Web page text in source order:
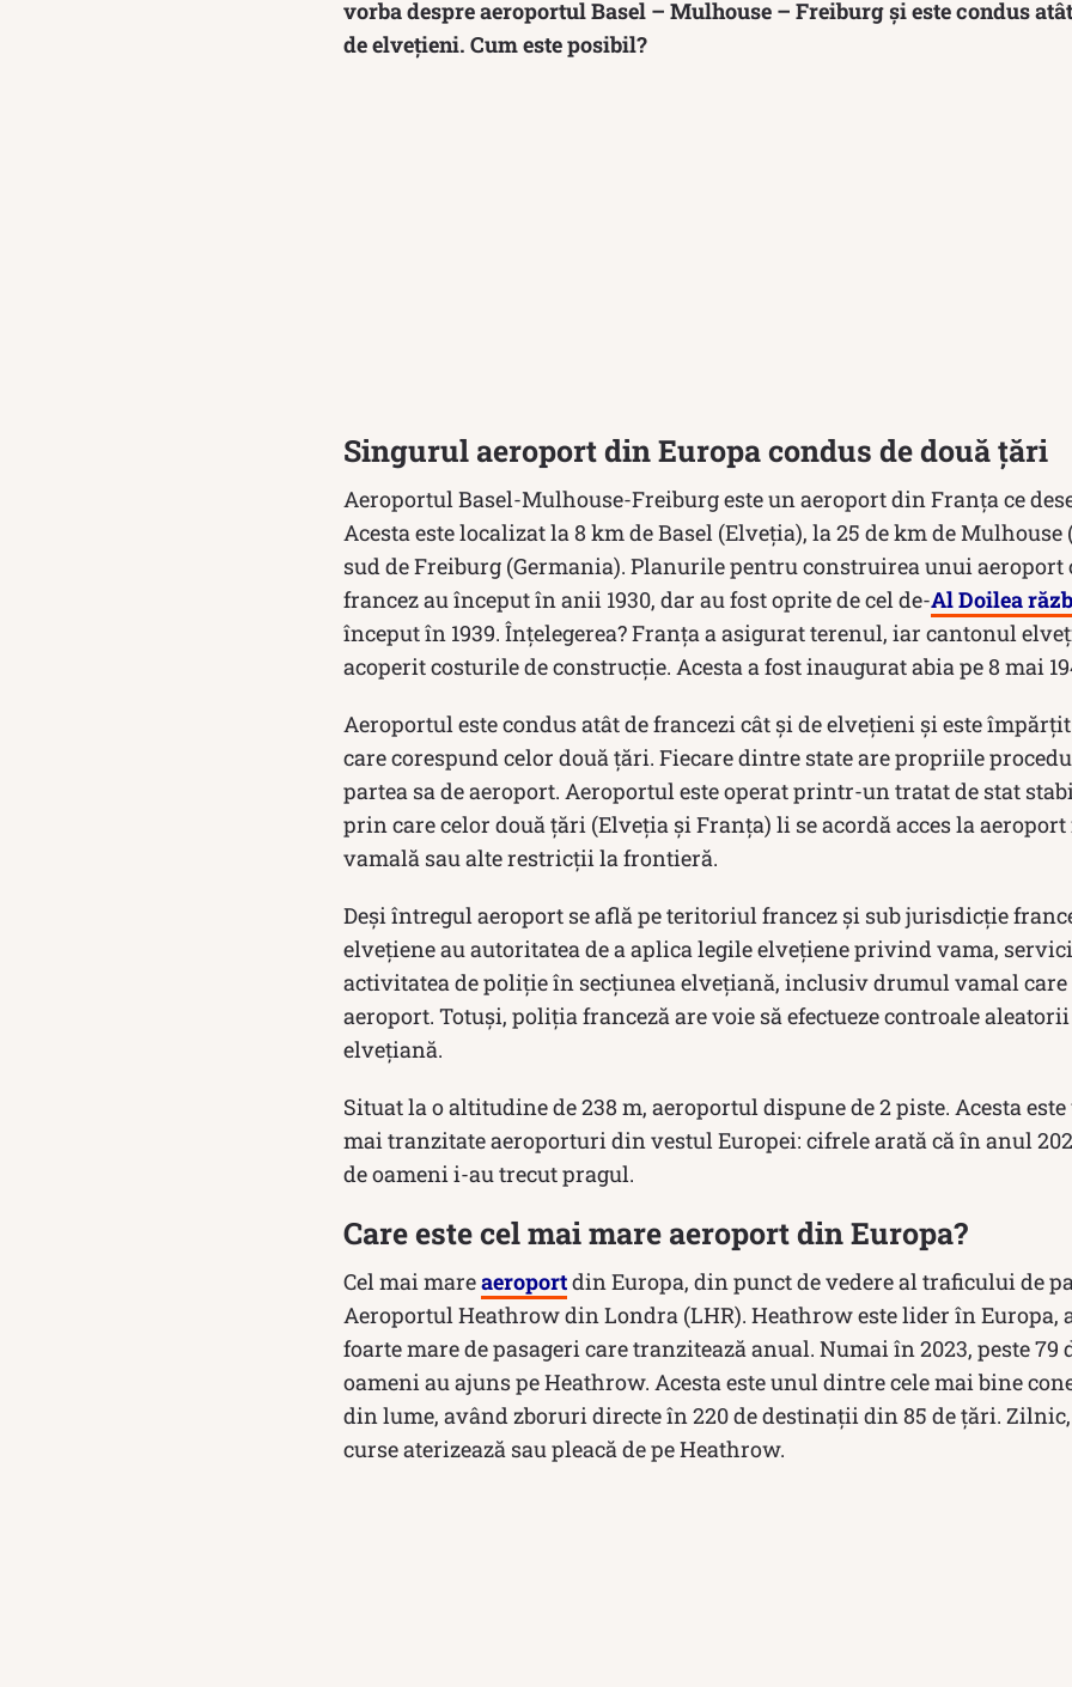
vorba despre aeroportul Basel – Mulhouse – Freiburg și este condus
de elvețieni. Cum este posibil?
Singurul aeroport din Europa condus de două țări
Aeroportul Basel-Mulhouse-Freiburg este un aeroport din Franța ce
Acesta este localizat la 8 km de Basel (Elveția), la 25 de km de
sud de Freiburg (Germania). Planurile pentru construirea unui
francez au început în anii 1930, dar au fost oprite de cel de-Al Doilea
început în 1939. Înțelegerea? Franța a asigurat terenul, iar cantonul
acoperit costurile de construcție. Acesta a fost inaugurat abia pe 8 mai
Aeroportul este condus atât de francezi cât și de elvețieni și este
care corespund celor două țări. Fiecare dintre state are propriile
partea sa de aeroport. Aeroportul este operat printr-un tratat de stat
prin care celor două țări (Elveția și Franța) li se acordă acces la
vamală sau alte restricții la frontieră.
Deși întregul aeroport se află pe teritoriul francez și sub jurisdicție
elvețiene au autoritatea de a aplica legile elvețiene privind vama,
activitatea de poliție în secțiunea elvețiană, inclusiv drumul vamal care
aeroport. Totuși, poliția franceză are voie să efectueze controale
elvețiană.
Situat la o altitudine de 238 m, aeroportul dispune de 2 piste. Acesta
mai tranzitate aeroporturi din vestul Europei: cifrele arată că în anul
de oameni i-au trecut pragul.
Care este cel mai mare aeroport din Europa?
Cel mai mareaeroportdin Europa, din punct de vedere al traficului de
Aeroportul Heathrow din Londra (LHR). Heathrow este lider în Europa,
foarte mare de pasageri care tranzitează anual. Numai în 2023, peste 79
oameni au ajuns pe Heathrow. Acesta este unul dintre cele mai bine
din lume, având zboruri directe în 220 de destinații din 85 de țări. Zilnic,
curse aterizează sau pleacă de pe Heathrow.